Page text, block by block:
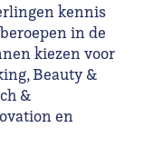
kennis
in de
kiezen voor
Beauty &
&
en